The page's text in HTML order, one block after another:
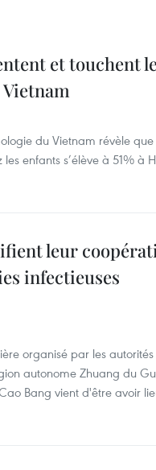
et touchent
du Vietnam révèle
enfants s’élève à 51% à
leur
infectieuses
organisé par les
autonome Zhuang du
Bang vient d'être avoir